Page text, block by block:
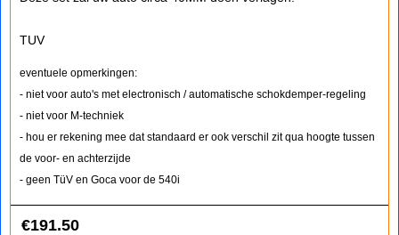
TUV
eventuele opmerkingen:
- niet voor auto's met electronisch / automatische schokdemper-regeling
- niet voor M-techniek
- hou er rekening mee dat standaard er ook verschil zit qua hoogte tussen
de voor- en achterzijde
- geen TüV en Goca voor de 540i
€191.50